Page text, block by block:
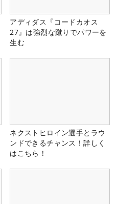
アディダス『コードカオス
27』は強烈な蹴りでパワーを
生む
ネクストヒロイン選手とラウ
ンドできるチャンス！詳しく
はこちら！